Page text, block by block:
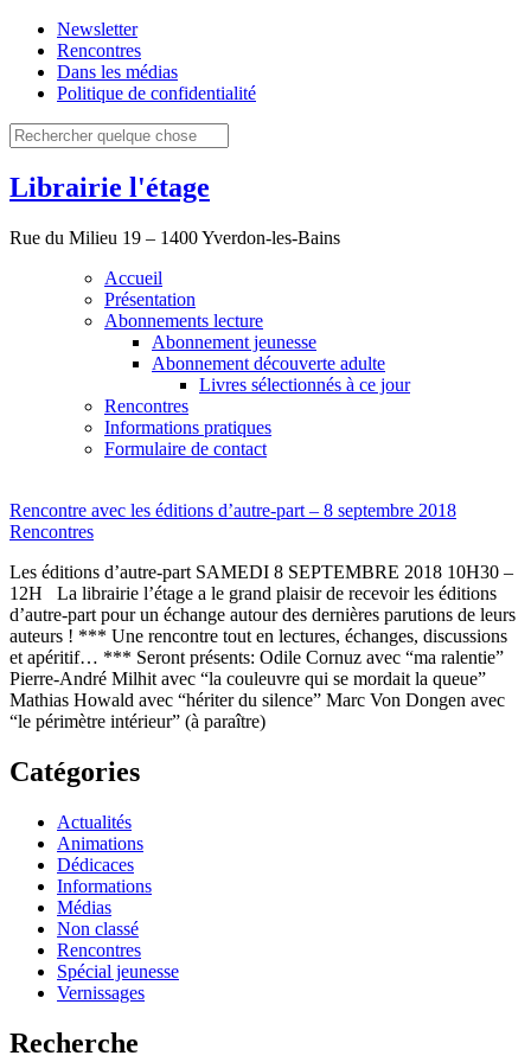
Newsletter
Rencontres
Dans les médias
Politique de confidentialité
Librairie l'étage
Rue du Milieu 19 – 1400 Yverdon-les-Bains
Accueil
Présentation
Abonnements lecture
Abonnement jeunesse
Abonnement découverte adulte
Livres sélectionnés à ce jour
Rencontres
Informations pratiques
Formulaire de contact
Rencontre avec les éditions d’autre-part – 8 septembre 2018
Rencontres
Les éditions d’autre-part SAMEDI 8 SEPTEMBRE 2018 10H30 –
12H La librairie l’étage a le grand plaisir de recevoir les éditions
d’autre-part pour un échange autour des dernières parutions de leurs
auteurs ! *** Une rencontre tout en lectures, échanges, discussions
et apéritif… *** Seront présents: Odile Cornuz avec “ma ralentie”
Pierre-André Milhit avec “la couleuvre qui se mordait la queue”
Mathias Howald avec “hériter du silence” Marc Von Dongen avec
“le périmètre intérieur” (à paraître)
Catégories
Actualités
Animations
Dédicaces
Informations
Médias
Non classé
Rencontres
Spécial jeunesse
Vernissages
Recherche